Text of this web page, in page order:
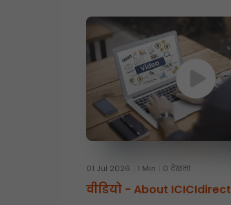
01 Jul 2026 1 Min 0 देखना
वीडियो - About ICICIdirect